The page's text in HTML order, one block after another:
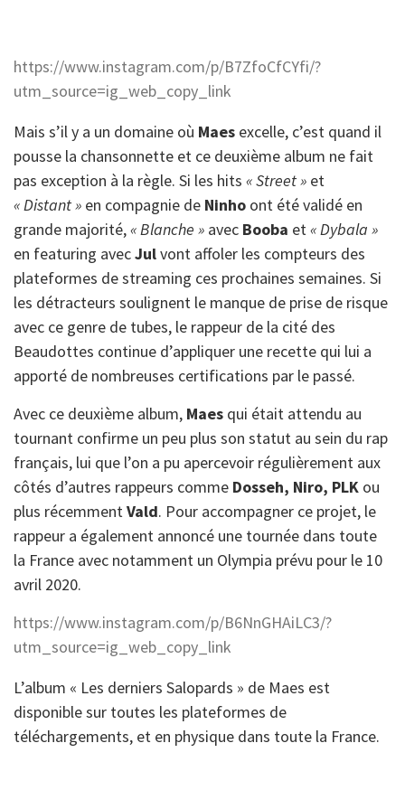
https://www.instagram.com/p/B7ZfoCfCYfi/?
utm_source=ig_web_copy_link
Mais s’il y a un domaine où Maes excelle, c’est quand il
pousse la chansonnette et ce deuxième album ne fait
pas exception à la règle. Si les hits « Street » et
« Distant » en compagnie de Ninho ont été validé en
grande majorité,« Blanche » avec Booba et« Dybala »
en featuring avecJulvont affoler les compteurs des
plateformes de streaming ces prochaines semaines. Si
les détracteurs soulignent le manque de prise de risque
avec ce genre de tubes, le rappeur de la cité des
Beaudottes continue d’appliquer une recette qui lui a
apporté de nombreuses certifications par le passé.
Avec ce deuxième album, Maes qui était attendu au
tournant confirme un peu plus son statut au sein du rap
français, lui que l’on a pu apercevoir régulièrement aux
côtés d’autres rappeurs comme Dosseh, Niro, PLK ou
plus récemmentVald. Pour accompagner ce projet, le
rappeur a également annoncé une tournée dans toute
la France avec notamment un Olympia prévu pour le 10
avril 2020.
https://www.instagram.com/p/B6NnGHAiLC3/?
utm_source=ig_web_copy_link
L’album « Les derniers Salopards » de Maes est
disponible sur toutes les plateformes de
téléchargements, et en physique dans toute la France.